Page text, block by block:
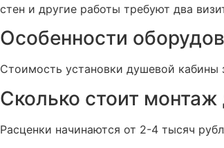
стен и другие работы требуют два
Особенности
Стоимость установки душевой кабины
Сколько стоит
Расценки начинаются от 2-4 тысяч